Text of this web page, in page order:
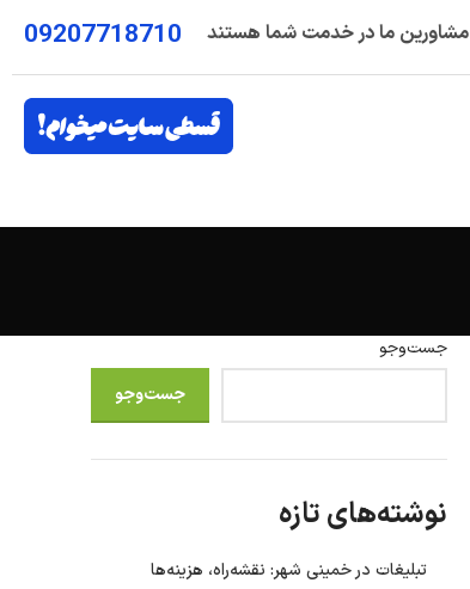
مشاورین ما در خدمت شما هستند 09207718710
جست‌وجو
جست‌وجو
نوشته‌های تازه
تبلیغات در خمینی شهر: نقشه‌راه، هزینه‌ها